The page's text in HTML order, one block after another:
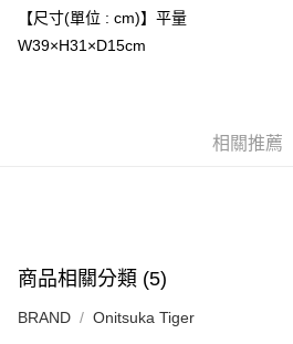
每筆NT$80，滿NT$6,000(含以上)免運費
7-11取貨付款
【尺寸(單位 : cm)】平量
W39×H31×D15cm
相關推薦
商品相關分類 (5)
BRAND Onitsuka Tiger